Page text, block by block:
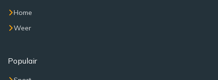
Home
Weer
Populair